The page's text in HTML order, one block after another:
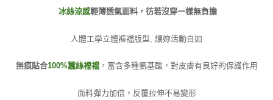
冰絲涼感輕薄透氣面料，彷若沒穿一樣無負擔
人體工學立體褲襠版型, 讓妳活動自如
無痕貼合100%蠶絲裡襠，富含多種氨基酸，對皮膚有良好的保護作用
面料彈力加倍，反覆拉伸不易變形